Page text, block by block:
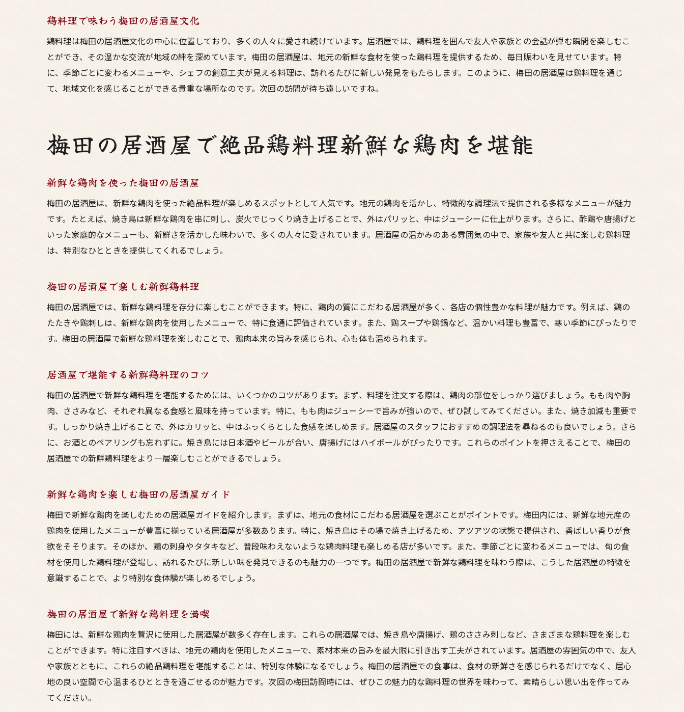
豊かな風味を引き出す鶏料理の秘密
熟練の料理人が手掛ける梅田の鶏料理
居酒屋で体感する梅田の鶏料理の魅力
梅田の居酒屋で楽しむ新鮮な鶏料理忘れられないひととき
梅田の居酒屋で楽しむ感動の鶏料理
梅田の居酒屋で過ごす特別な時間
梅田で楽しむ居酒屋の鶏料理本格的な味わいを求めて
本格的な鶏料理を提供する梅田の居酒屋
居酒屋で体験する梅田の本格鶏料理
梅田の居酒屋で探す本格的な鶏料理スポット
鶏料理で味わう梅田の居酒屋文化
鶏料理は梅田の居酒屋文化の中心に位置しており、多くの人々に愛され続けています。居酒屋では、鶏料理を囲んで友人や家族との会話が弾む瞬間を楽しむこ
とができ、その温かな交流が地域の絆を深めています。梅田の居酒屋は、地元の新鮮な食材を使った鶏料理を提供するため、毎日賑わいを見せています。特
に、季節ごとに変わるメニューや、シェフの創意工夫が見える料理は、訪れるたびに新しい発見をもたらします。このように、梅田の居酒屋は鶏料理を通じ
て、地域文化を感じることができる貴重な場所なのです。次回の訪問が待ち遠しいですね。
梅田の居酒屋で絶品鶏料理新鮮な鶏肉を堪能
新鮮な鶏肉を使った梅田の居酒屋
梅田の居酒屋は、新鮮な鶏肉を使った絶品料理が楽しめるスポットとして人気です。地元の鶏肉を活かし、特徴的な調理法で提供される多様なメニューが魅力
です。たとえば、焼き鳥は新鮮な鶏肉を串に刺し、炭火でじっくり焼き上げることで、外はパリッと、中はジューシーに仕上がります。さらに、酢鶏や唐揚げと
いった家庭的なメニューも、新鮮さを活かした味わいで、多くの人々に愛されています。居酒屋の温かみのある雰囲気の中で、家族や友人と共に楽しむ鶏料理
は、特別なひとときを提供してくれるでしょう。
梅田の居酒屋で楽しむ新鮮鶏料理
梅田の居酒屋では、新鮮な鶏料理を存分に楽しむことができます。特に、鶏肉の質にこだわる居酒屋が多く、各店の個性豊かな料理が魅力です。例えば、鶏の
たたきや鶏刺しは、新鮮な鶏肉を使用したメニューで、特に食通に評価されています。また、鶏スープや鶏鍋など、温かい料理も豊富で、寒い季節にぴったりで
す。梅田の居酒屋で新鮮な鶏料理を楽しむことで、鶏肉本来の旨みを感じられ、心も体も温められます。
居酒屋で堪能する新鮮鶏料理のコツ
梅田の居酒屋で新鮮な鶏料理を堪能するためには、いくつかのコツがあります。まず、料理を注文する際は、鶏肉の部位をしっかり選びましょう。もも肉や胸
肉、ささみなど、それぞれ異なる食感と風味を持っています。特に、もも肉はジューシーで旨みが強いので、ぜひ試してみてください。また、焼き加減も重要で
す。しっかり焼き上げることで、外はカリッと、中はふっくらとした食感を楽しめます。居酒屋のスタッフにおすすめの調理法を尋ねるのも良いでしょう。さら
に、お酒とのペアリングも忘れずに。焼き鳥には日本酒やビールが合い、唐揚げにはハイボールがぴったりです。これらのポイントを押さえることで、梅田の
居酒屋での新鮮鶏料理をより一層楽しむことができるでしょう。
新鮮な鶏肉を楽しむ梅田の居酒屋ガイド
梅田で新鮮な鶏肉を楽しむための居酒屋ガイドを紹介します。まずは、地元の食材にこだわる居酒屋を選ぶことがポイントです。梅田内には、新鮮な地元産の
鶏肉を使用したメニューが豊富に揃っている居酒屋が多数あります。特に、焼き鳥はその場で焼き上げるため、アツアツの状態で提供され、香ばしい香りが食
欲をそそります。そのほか、鶏の刺身やタタキなど、普段味わえないような鶏肉料理も楽しめる店が多いです。また、季節ごとに変わるメニューでは、旬の食
材を使用した鶏料理が登場し、訪れるたびに新しい味を発見できるのも魅力の一つです。梅田の居酒屋で新鮮な鶏料理を味わう際は、こうした居酒屋の特徴を
意識することで、より特別な食体験が楽しめるでしょう。
梅田の居酒屋で新鮮な鶏料理を満喫
梅田には、新鮮な鶏肉を贅沢に使用した居酒屋が数多く存在します。これらの居酒屋では、焼き鳥や唐揚げ、鶏のささみ刺しなど、さまざまな鶏料理を楽しむ
ことができます。特に注目すべきは、地元の鶏肉を使用したメニューで、素材本来の旨みを最大限に引き出す工夫がされています。居酒屋の雰囲気の中で、友人
や家族とともに、これらの絶品鶏料理を堪能することは、特別な体験になるでしょう。梅田の居酒屋での食事は、食材の新鮮さを感じられるだけでなく、居心
地の良い空間で心温まるひとときを過ごせるのが魅力です。次回の梅田訪問時には、ぜひこの魅力的な鶏料理の世界を味わって、素晴らしい思い出を作ってみ
てください。